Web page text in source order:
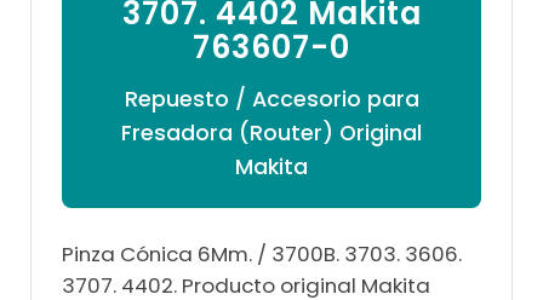
3707. 4402 Makita
763607-0
Repuesto / Accesorio para
Fresadora (Router) Original
Makita
Pinza Cónica 6Mm. / 3700B. 3703. 3606.
3707. 4402. Producto original Makita